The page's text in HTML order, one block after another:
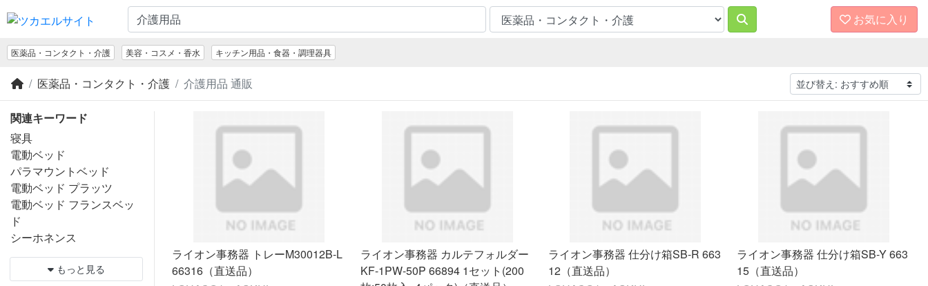
お気に入り
医薬品・コンタクト・介護 美容・コスメ・香水 キッチン用品・食器・調理器具
医薬品・コンタクト・介護 介護用品 通販
関連キーワード
寝具
電動ベッド
パラマウントベッド
電動ベッド プラッツ
電動ベッド フランスベッ
ド
シーホネンス
もっと見る
ライオン事務器 トレーM30012B-L
66316（直送品）
ライオン事務器 カルテフォルダー
KF-1PW-50P 66894 1セット(200
ライオン事務器 仕分け箱SB-R 663
12（直送品）
ライオン事務器 仕分け箱SB-Y 663
15（直送品）